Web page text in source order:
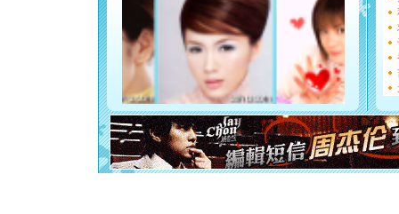
[元旦]
看
断电。
你是我
[元旦]
如
起；二
离。水
[元旦] 当
泣，这痛
卖了。水
[春节]风
颜！冬去
道一声平